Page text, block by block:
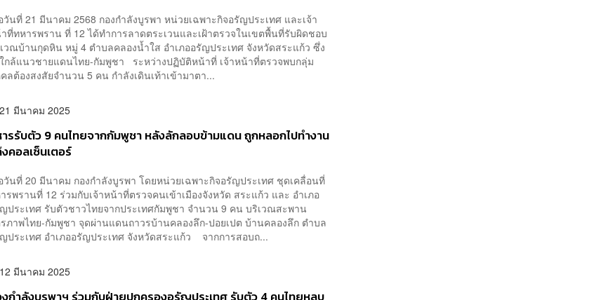
วันที่ 21 มีนาคม 2568 กองกำลังบูรพา หน่วยเฉพาะกิจอรัญประเทศ และเจ้า
ที่ทหารพราน ที่ 12 ได้ทำการลาดตระเวนและเฝ้าตรวจในเขตพื้นที่รับผิดชอบ
วณบ้านกุดหิน หมู่ 4 ตำบลคลองน้ำใส อำเภออรัญประเทศ จังหวัดสระแก้ว ซึ่ง
กล้แนวชายแดนไทย-กัมพูชา ระหว่างปฏิบัติหน้าที่ เจ้าหน้าที่ตรวจพบกลุ่ม
ลต้องสงสัยจำนวน 5 คน กำลังเดินเท้าเข้ามาตา...
21 มีนาคม 2025
รรับตัว 9 คนไทยจากกัมพูชา หลังลักลอบข้ามแดน ถูกหลอกไปทำงาน
คอลเซ็นเตอร์
วันที่ 20 มีนาคม กองกำลังบูรพา โดยหน่วยเฉพาะกิจอรัญประเทศ ชุดเคลื่อนที่
รพรานที่ 12 ร่วมกับเจ้าหน้าที่ตรวจคนเข้าเมืองจังหวัด สระแก้ว และ อำเภอ
ประเทศ รับตัวชาวไทยจากประเทศกัมพูชา จำนวน 9 คน บริเวณสะพาน
ภาพไทย-กัมพูชา จุดผ่านแดนถาวรบ้านคลองลึก-ปอยเปต บ้านคลองลึก ตำบล
ประเทศ อำเภออรัญประเทศ จังหวัดสระแก้ว จากการสอบถ...
12 มีนาคม 2025